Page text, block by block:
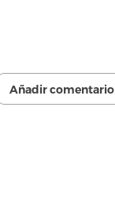
Añadir comentario